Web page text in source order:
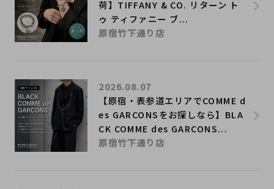
荷】TIFFANY & CO. リターン ト
ゥ ティファニー ブ...
原宿竹下通り店
【原宿・表参道エリアでCOMME d
es GARCONSをお探しなら】BLA
CK COMME des GARCONS...
2026.08.07
原宿竹下通り店